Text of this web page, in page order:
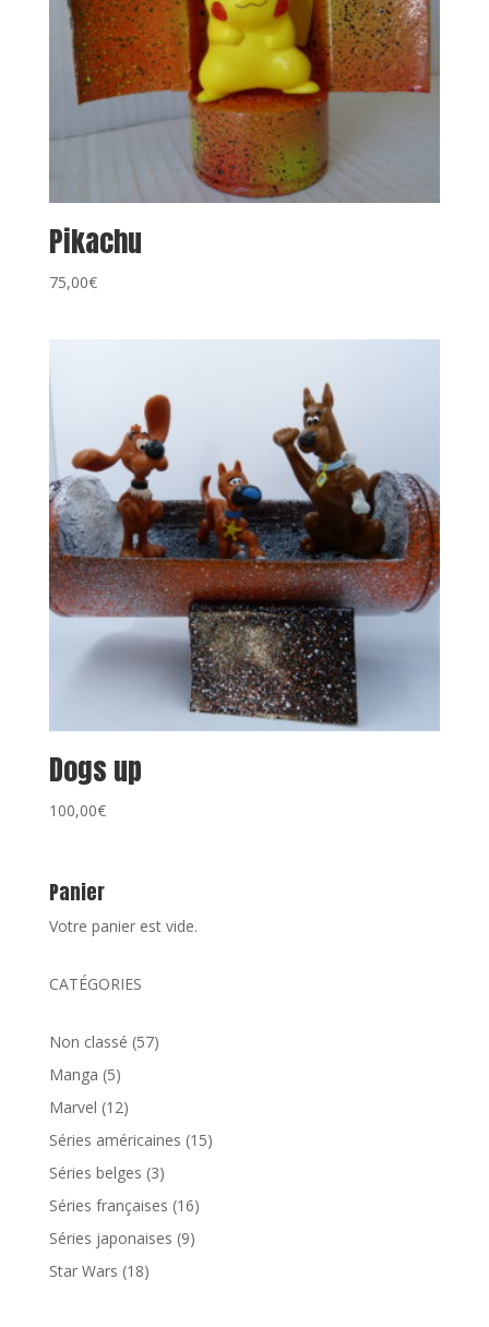
Pikachu
75,00€
Dogs up
100,00€
Panier
Votre panier est vide.
CATÉGORIES
Non classé 5757
Manga 55
produits
Marvel 1212
produits
Séries américaines 1515
Séries belges 33
produits
Séries françaises 1616
produits
Séries japonaises 99
Star Wars 1818